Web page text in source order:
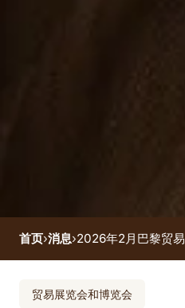
首页›消息›2026年2月巴黎贸
贸易展览会和博览会